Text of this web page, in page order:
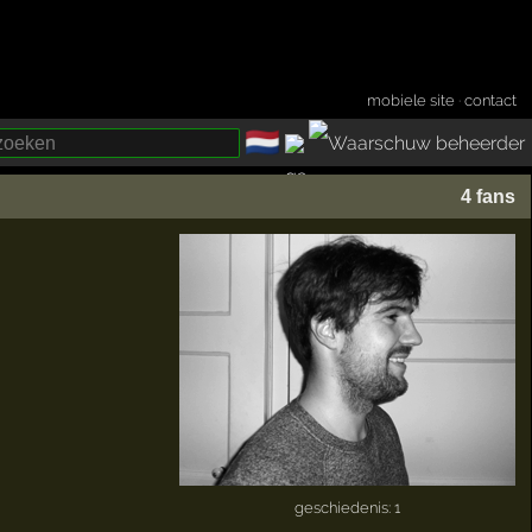
mobiele site ·contact
🇳🇱
4 fans
geschiedenis: 1